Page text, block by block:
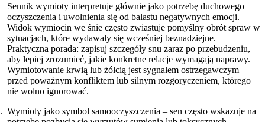
Sennik wymioty interpretuje głównie jako potrzebę duchowego
oczyszczenia i uwolnienia się od balastu negatywnych emocji.
Widok wymiocin we śnie często zwiastuje pomyślny obrót spraw w
sytuacjach, które wydawały się wcześniej beznadziejne.
Praktyczna porada: zapisuj szczegóły snu zaraz po przebudzeniu,
aby lepiej zrozumieć, jakie konkretne relacje wymagają naprawy.
Wymiotowanie krwią lub żółcią jest sygnałem ostrzegawczym
przed poważnym konfliktem lub silnym rozgoryczeniem, którego
nie wolno ignorować.
Wymioty jako symbol samooczyszczenia – sen często wskazuje na